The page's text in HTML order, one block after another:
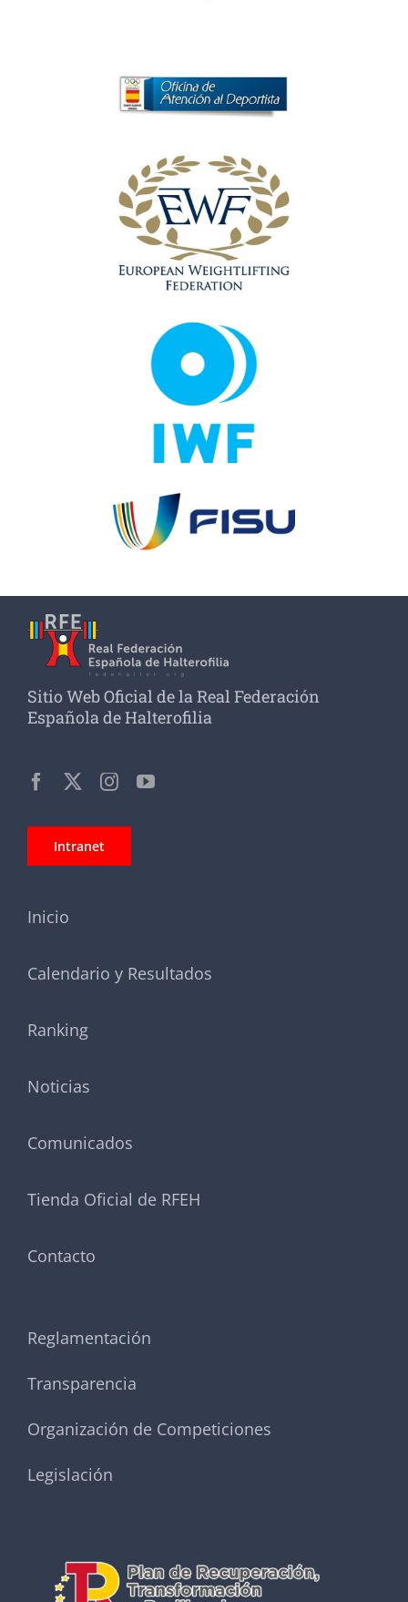
Sitio Web Oficial de la Real Federación
Española de Halterofilia
Intranet
Inicio
Calendario y Resultados
Ranking
Noticias
Comunicados
Tienda Oficial de RFEH
Contacto
Reglamentación
Transparencia
Organización de Competiciones
Legislación